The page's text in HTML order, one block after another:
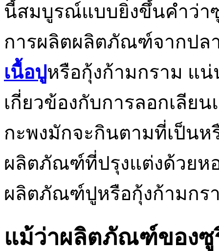
นี้สมบูรณ์แบบยิ่งขึ้นคำว่า
การผลิตผลิตภัณฑ์จากปล
เนื้อปูหรือกุ้งก้ามกราม แ
เกี่ยวข้องกับการลอกเลีย
กะพงมักจะกินตามที่เป็นห
ผลิตภัณฑ์ที่ปรุงแต่งด้วยห
ผลิตภัณฑ์ปูหรือกุ้งก้ามกร
แม้ว่าผลิตภัณฑ์ของซู